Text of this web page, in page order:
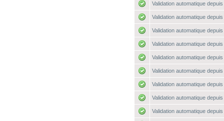
Validation automatique
Validation automatique
Validation automatique
Validation automatique
Validation automatique
Validation automatique
Validation automatique
Validation automatique
Validation automatique